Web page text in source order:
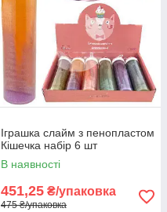
Іграшка слайм з пенопластом
Кішечка набір 6 шт
В наявності
451,25 ₴/упаковка
475 ₴/упаковка